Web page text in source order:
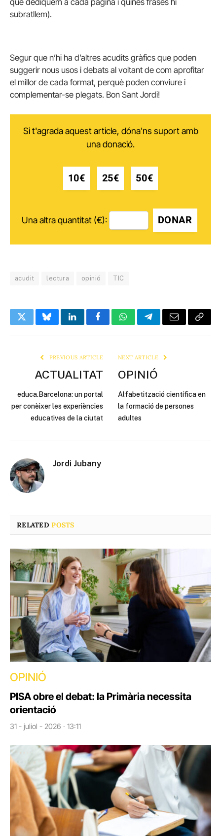
que dediquem a cada pàgina i quines frases hi
subratllem).
Segur que n’hi ha d’altres acudits gràfics que poden
suggerir nous usos i debats al voltant de com aprofitar
el millor de cada format, perquè poden conviure i
complementar-se plegats. Bon Sant Jordi!
Si t'agrada aquest article, dóna'ns suport amb
una donació.
10€ 25€ 50€
Una altra quantitat (€): DONAR
acudit lectura opinió TIC
TwitterBlueskyLinkedInFacebookWhatsAppTelegramEmail Copy
PREVIOUS ARTICLE
ACTUALITAT
educa.Barcelona: un portal
per conèixer les experiències
educatives de la ciutat
NEXT ARTICLE
OPINIÓ
Alfabetització científica en
la formació de persones
adultes
Jordi Jubany
RELATEDPOSTS
OPINIÓ
PISA obre el debat: la Primària necessita
orientació
31 - juliol - 2026 · 13:11